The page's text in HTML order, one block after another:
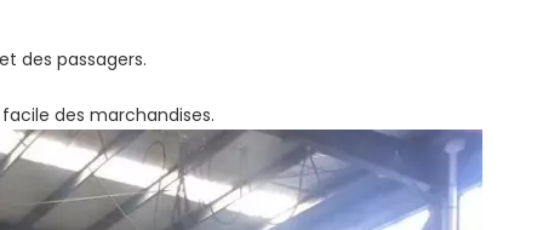
des passagers.
des marchandises.